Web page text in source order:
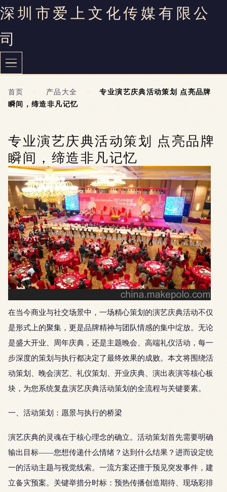
深圳市爱上文化传媒有限公
司
首页 > 产品大全 >
专业演艺庆典活动策划 点亮品牌
瞬间，缔造非凡记忆
专业演艺庆典活动策划 点亮品牌
瞬间，缔造非凡记忆
在当今商业与社交场景中，一场精心策划的演艺庆典活动不仅
是形式上的聚集，更是品牌精神与团队情感的集中绽放。无论
是盛大开业、周年庆典，还是主题晚会、高端礼仪活动，每一
步深度的策划与执行都决定了最终效果的成败。本文将围绕活
动策划、晚会演艺、礼仪策划、开业庆典、演出表演等核心板
块，为您系统复盘演艺庆典活动策划的全流程与关键要素。
一、活动策划：愿景与执行的桥梁
演艺庆典的灵魂在于核心理念的确立。活动策划首先需要明确
输出目标——您想传递什么情绪？达到什么结果？进而设定统
一的活动主题与视觉线索。一流方案还擅于预见突发事件，建
立备灾预案。关键举措分时标：预热传播创造期待、现场彩排